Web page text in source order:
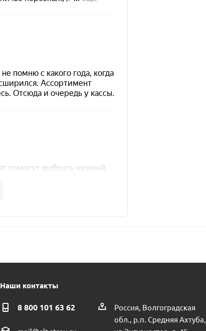
Наши контакты
8 800 101 63 62
Россия, Волгоградская
обл., р.п. Средняя Ахтуба,